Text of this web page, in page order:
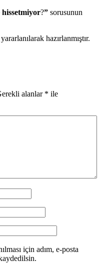
?” sorusunun
hazırlanmıştır.
alanlar * ile
için adım, e-posta